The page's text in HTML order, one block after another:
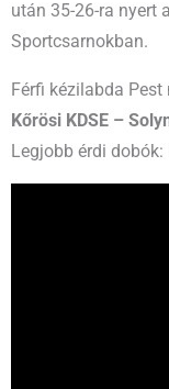
után 35-26-ra nyert
Sportcsarnokban.
Férfi kézilabda
Kőrösi KDSE –
Legjobb érdi